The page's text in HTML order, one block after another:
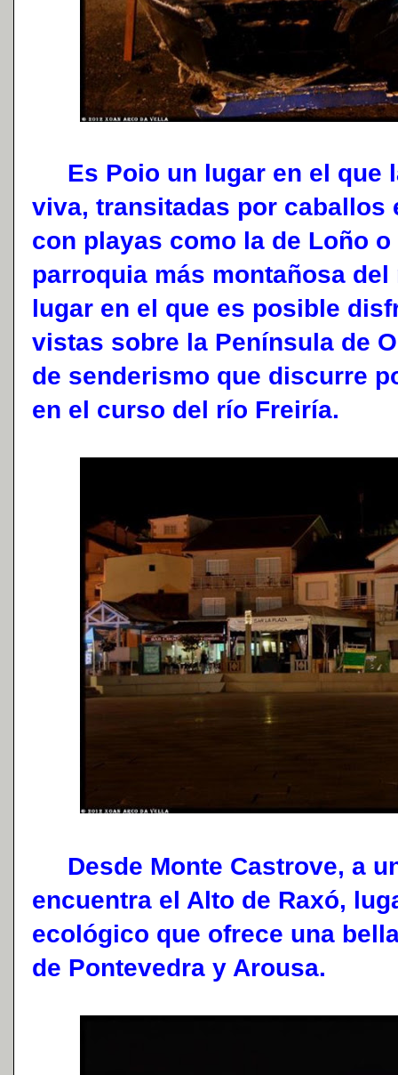
Es Poio un lugar en el que
viva, transitadas por caballos
con playas como la de Loño
parroquia más montañosa
lugar en el que es posible
vistas sobre la Península de
de senderismo que discurre
en el curso del río Freiría.
Desde Monte Castrove, a
encuentra el Alto de Raxó,
ecológico que ofrece una
de Pontevedra y Arousa.